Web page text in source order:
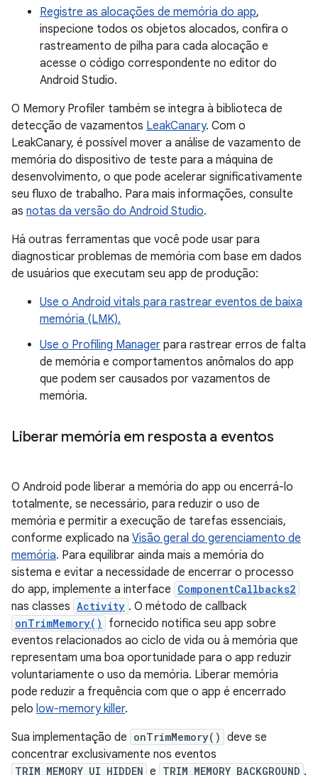
Registre as alocações de memória do app,
inspecione todos os objetos alocados, confira o
rastreamento de pilha para cada alocação e
acesse o código correspondente no editor do
Android Studio.
O Memory Profiler também se integra à biblioteca de
detecção de vazamentos LeakCanary. Com o
LeakCanary, é possível mover a análise de vazamento de
memória do dispositivo de teste para a máquina de
desenvolvimento, o que pode acelerar significativamente
seu fluxo de trabalho. Para mais informações, consulte
as notas da versão do Android Studio.
Há outras ferramentas que você pode usar para
diagnosticar problemas de memória com base em dados
de usuários que executam seu app de produção:
Use o Android vitals para rastrear eventos de baixa
memória (LMK).
Use o Profiling Manager para rastrear erros de falta
de memória e comportamentos anômalos do app
que podem ser causados por vazamentos de
memória.
Liberar memória em resposta a eventos
O Android pode liberar a memória do app ou encerrá-lo
totalmente, se necessário, para reduzir o uso de
memória e permitir a execução de tarefas essenciais,
conforme explicado na Visão geral do gerenciamento de
memória. Para equilibrar ainda mais a memória do
sistema e evitar a necessidade de encerrar o processo
do app, implemente a interface ComponentCallbacks2
nas classes Activity . O método de callback
onTrimMemory()
fornecido notifica seu app sobre
eventos relacionados ao ciclo de vida ou à memória que
representam uma boa oportunidade para o app reduzir
voluntariamente o uso da memória. Liberar memória
pode reduzir a frequência com que o app é encerrado
pelo low-memory killer.
Sua implementação de onTrimMemory() deve se
concentrar exclusivamente nos eventos
TRIM_MEMORY_UI_HIDDEN e TRIM_MEMORY_BACKGROUND .